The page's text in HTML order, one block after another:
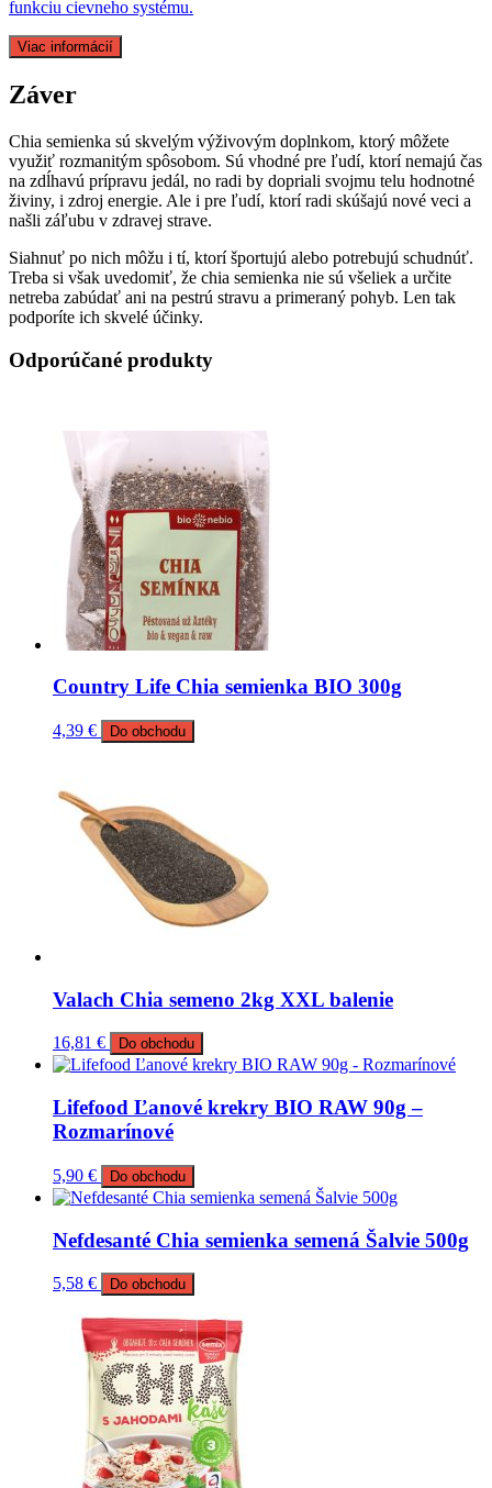
funkciu cievneho systému.
Viac informácií
Záver
Chia semienka sú skvelým výživovým doplnkom, ktorý môžete
využiť rozmanitým spôsobom. Sú vhodné pre ľudí, ktorí nemajú čas
na zdĺhavú prípravu jedál, no radi by dopriali svojmu telu hodnotné
živiny, i zdroj energie. Ale i pre ľudí, ktorí radi skúšajú nové veci a
našli záľubu v zdravej strave.
Siahnuť po nich môžu i tí, ktorí športujú alebo potrebujú schudnúť.
Treba si však uvedomiť, že chia semienka nie sú všeliek a určite
netreba zabúdať ani na pestrú stravu a primeraný pohyb. Len tak
podporíte ich skvelé účinky.
Odporúčané produkty
Country Life Chia semienka BIO 300g
4,39 € Do obchodu
Valach Chia semeno 2kg XXL balenie
16,81 € Do obchodu
Lifefood Ľanové krekry BIO RAW 90g –
Rozmarínové
5,90 € Do obchodu
Nefdesanté Chia semienka semená Šalvie 500g
5,58 € Do obchodu